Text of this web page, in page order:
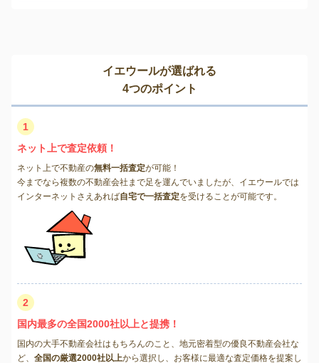
イエウールが選ばれる
4つのポイント
1
ネット上で査定依頼！
ネット上で不動産の無料一括査定が可能！
今までなら複数の不動産会社まで足を運んでいましたが、イエウールでは
インターネットさえあれば自宅で一括査定を受けることが可能です。
2
国内最多の全国2000社以上と提携！
国内の大手不動産会社はもちろんのこと、地元密着型の優良不動産会社な
ど、 全国の厳選2000社以上から選択し、お客様に最適な査定価格を提案し